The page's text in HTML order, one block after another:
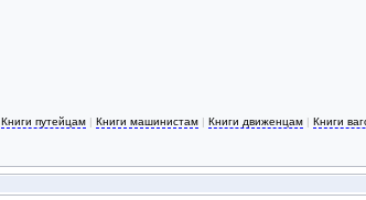
Книги путейцам | Книги машинистам | Книги движенцам | Книги